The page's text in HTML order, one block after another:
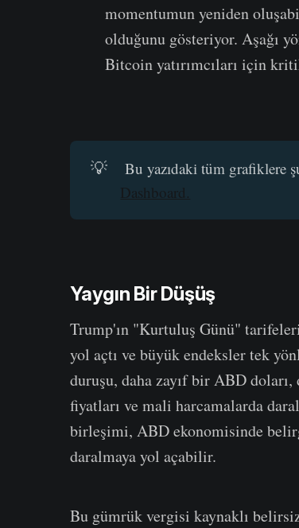
momentumun yeniden
olduğunu gösteriyor. Aşağı
Bitcoin yatırımcıları için
💡 Bu yazıdaki tüm grafiklere
Dashboard.
Yaygın Bir Düşüş
Trump'ın "Kurtuluş Günü"
yol açtı ve büyük endeksler tek
duruşu, daha zayıf bir ABD
fiyatları ve mali harcamalarda
birleşimi, ABD ekonomisinde
daralmaya yol açabilir.
Bu gümrük vergisi kaynaklı